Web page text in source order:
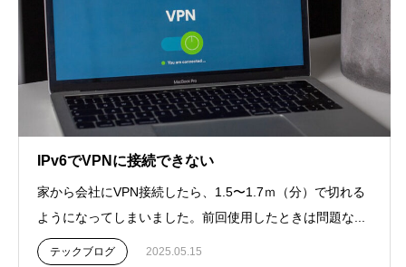
IPv6でVPNに接続できない
家から会社にVPN接続したら、1.5〜1.7ｍ（分）で切れる
ようになってしまいました。前回使用したときは問題な...
テックブログ 2025.05.15